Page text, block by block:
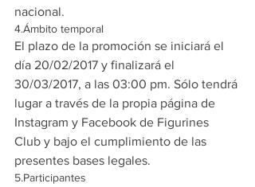
nacional.
4.Ámbito temporal
El plazo de la promoción se iniciará el
día 20/02/2017 y finalizará el
30/03/2017, a las 03:00 pm. Sólo tendrá
lugar a través de la propia página de
Instagram y Facebook de Figurines
Club y bajo el cumplimiento de las
presentes bases legales.
5.Participantes